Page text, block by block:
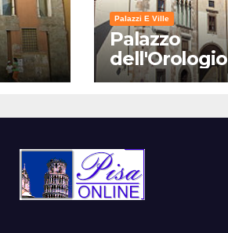
Palazzi E Ville
Palazzo
dell'Orologio